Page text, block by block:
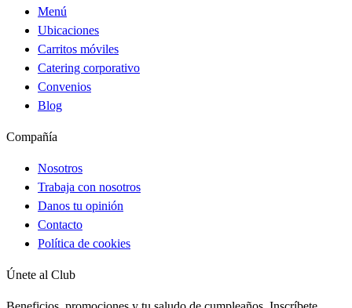
Menú
Ubicaciones
Carritos móviles
Catering corporativo
Convenios
Blog
Compañía
Nosotros
Trabaja con nosotros
Danos tu opinión
Contacto
Política de cookies
Únete al Club